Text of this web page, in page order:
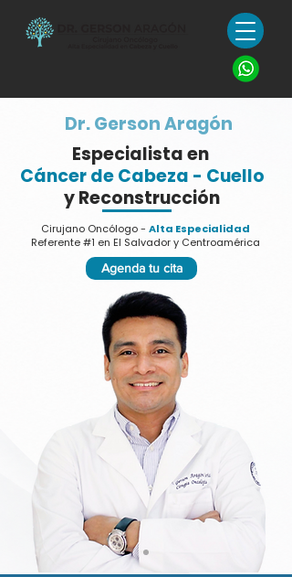
Dr. Gerson Aragón
Especialista en
Cáncer de Cabeza - Cuello
y Reconstrucción
Cirujano Oncólogo - Alta Especialidad
Referente #1 en El Salvador y Centroamérica
Agenda tu cita